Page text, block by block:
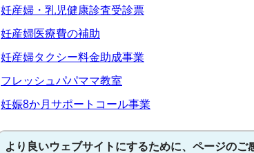
妊産婦・乳児健康診査受診票
妊産婦医療費の補助
妊産婦タクシー料金助成事業
フレッシュパパママ教室
妊娠8か月サポートコール事業
より良いウェブサイトにするために、ページのご